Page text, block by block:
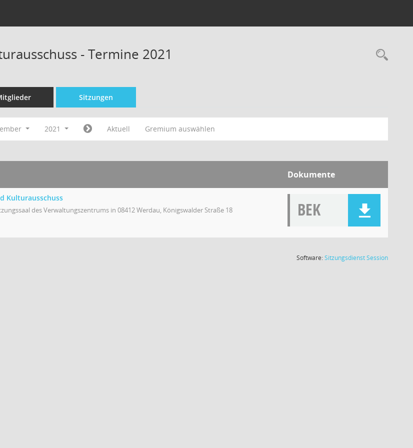
- Termine 2021
Sitzungen
2021 Aktuell Gremium auswählen
Dokumente
Kulturausschuss
des Verwaltungszentrums in 08412 Werdau, Königswalder Straße 18 BEK
Software:SitzungsdienstSession(Wird in